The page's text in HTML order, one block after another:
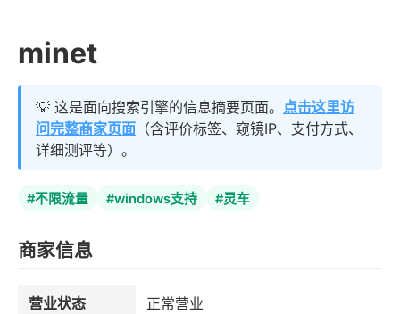
minet
💡 这是面向搜索引擎的信息摘要页面。 点击这里访
问完整商家页面 （含评价标签、窥镜IP、支付方式、
详细测评等）。
#不限流量 #windows支持 #灵车
商家信息
营业状态
正常营业